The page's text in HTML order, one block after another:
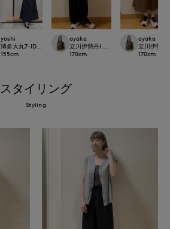
yoshi
博多大丸7-IDconcept.
155cm
ayaka
立川伊勢丹I.T.'S.international
170cm
ayaka
立川伊勢
170cm
スタイリング
Styling